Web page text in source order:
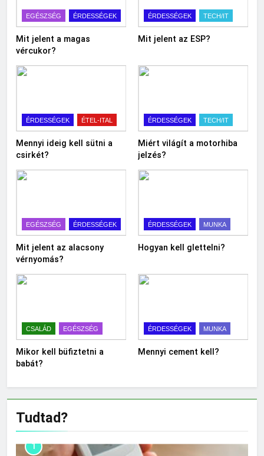
EGÉSZSÉG ÉRDESSÉGEK
Mit jelent a magas
vércukor?
ÉRDESSÉGEK TECH/IT
Mit jelent az ESP?
ÉRDESSÉGEK ÉTEL-ITAL
Mennyi ideig kell sütni a
csirkét?
ÉRDESSÉGEK TECH/IT
Miért világít a motorhiba
jelzés?
EGÉSZSÉG ÉRDESSÉGEK
Mit jelent az alacsony
vérnyomás?
ÉRDESSÉGEK MUNKA
Hogyan kell glettelni?
CSALÁD EGÉSZSÉG
Mikor kell büfiztetni a
babát?
ÉRDESSÉGEK MUNKA
Mennyi cement kell?
Tudtad?
1